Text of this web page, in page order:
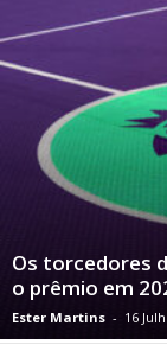
Os torcedores
o prêmio em
Ester Martins - 16